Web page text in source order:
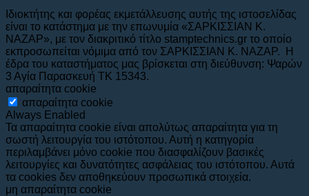
Ιδιοκτήτης και φορέας εκμετάλλευσης αυτής της ιστοσελίδας
είναι το κατάστημα με την επωνυμία «ΣΑΡΚΙΣΣΙΑΝ Κ.
ΝΑΖΑΡ», με τον διακριτικό τίτλο stamptechnics.gr το οποίο
εκπροσωπείται νόμιμα από τον ΣΑΡΚΙΣΣΙΑΝ Κ. ΝΑΖΑΡ. Η
έδρα του καταστήματος μας βρίσκεται στη διεύθυνση: Ψαρών
3 Αγία Παρασκευή ΤΚ 15343.
απαραίτητα cookie
απαραίτητα cookie
Always Enabled
Τα απαραίτητα cookie είναι απολύτως απαραίτητα για τη
σωστή λειτουργία του ιστότοπου. Αυτή η κατηγορία
περιλαμβάνει μόνο cookie που διασφαλίζουν βασικές
λειτουργίες και δυνατότητες ασφάλειας του ιστότοπου. Αυτά
τα cookies δεν αποθηκεύουν προσωπικά στοιχεία.
μη απαραίτητα cookie